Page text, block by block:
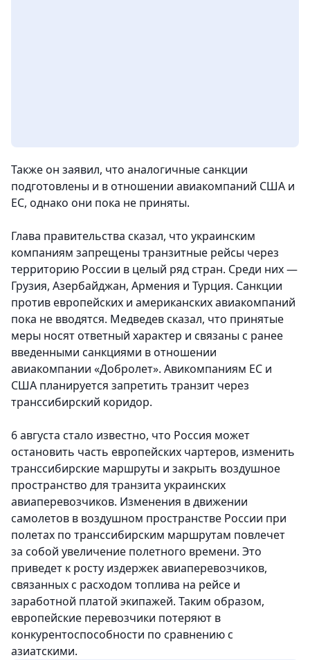
Также он заявил, что аналогичные санкции
подготовлены и в отношении авиакомпаний США и
ЕС, однако они пока не приняты.
Глава правительства сказал, что украинским
компаниям запрещены транзитные рейсы через
территорию России в целый ряд стран. Среди них —
Грузия, Азербайджан, Армения и Турция. Санкции
против европейских и американских авиакомпаний
пока не вводятся. Медведев сказал, что принятые
меры носят ответный характер и связаны с ранее
введенными санкциями в отношении
авиакомпании «Добролет». Авикомпаниям ЕС и
США планируется запретить транзит через
транссибирский коридор.
6 августа стало известно, что Россия может
остановить часть европейских чартеров, изменить
транссибирские маршруты и закрыть воздушное
пространство для транзита украинских
авиаперевозчиков. Изменения в движении
самолетов в воздушном пространстве России при
полетах по транссибирским маршрутам повлечет
за собой увеличение полетного времени. Это
приведет к росту издержек авиаперевозчиков,
связанных с расходом топлива на рейсе и
заработной платой экипажей. Таким образом,
европейские перевозчики потеряют в
конкурентоспособности по сравнению с
азиатскими.